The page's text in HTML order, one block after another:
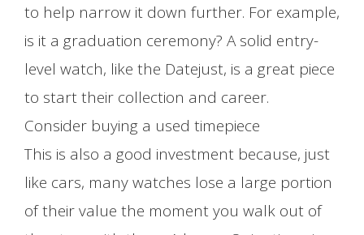
to help narrow it down further. For example,
is it a graduation ceremony? A solid entry-
level watch, like the Datejust, is a great piece
to start their collection and career.
Consider buying a used timepiece
This is also a good investment because, just
like cars, many watches lose a large portion
of their value the moment you walk out of